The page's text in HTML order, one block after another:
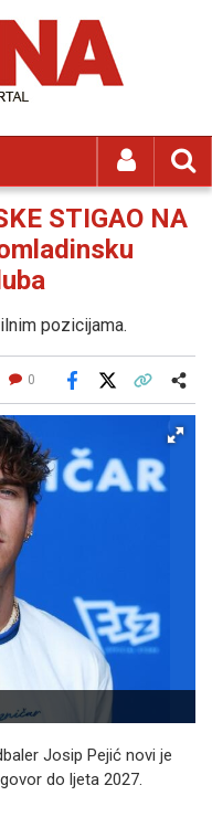
STIGAO NA
pozicijama.
0
Facebook
Josip Pejić novi je
do ljeta 2027.